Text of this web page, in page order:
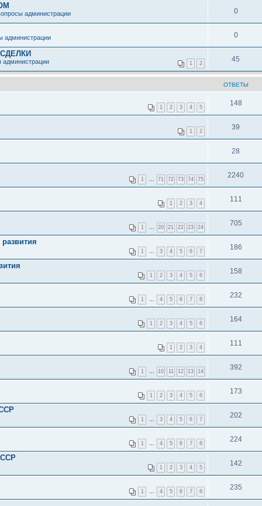
администрации 0
администрации 0
1 2
администрации 45
ОТВЕТЫ
1 2 3 4 5 148
1 2 39
28
1 71 72 73 74 75 2240
1 2 3 4 111
1 20 21 22 23 24 705
1 3 4 5 6 7 186
1 2 3 4 5 6 158
1 4 5 6 7 8 232
1 2 3 4 5 6 164
1 2 3 4 111
1 10 11 12 13 14 392
1 2 3 4 5 6 173
1 3 4 5 6 7 202
1 4 5 6 7 8 224
1 2 3 4 5 142
1 4 5 6 7 8 235